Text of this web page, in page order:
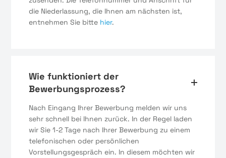
die Niederlassung, die Ihnen am nächsten ist,
entnehmen Sie bitte hier.
Wie funktioniert der
Bewerbungsprozess?
Nach Eingang Ihrer Bewerbung melden wir uns
sehr schnell bei Ihnen zurück. In der Regel laden
wir Sie 1-2 Tage nach Ihrer Bewerbung zu einem
telefonischen oder persönlichen
Vorstellungsgespräch ein. In diesem möchten wir